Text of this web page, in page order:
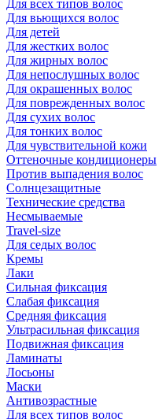
Для всех типов волос
Для вьющихся волос
Для детей
Для жестких волос
Для жирных волос
Для непослушных волос
Для окрашенных волос
Для поврежденных волос
Для сухих волос
Для тонких волос
Для чувствительной кожи
Оттеночные кондиционеры
Против выпадения волос
Солнцезащитные
Технические средства
Несмываемые
Travel-size
Для седых волос
Кремы
Лаки
Сильная фиксация
Слабая фиксация
Средняя фиксация
Ультрасильная фиксация
Подвижная фиксация
Ламинаты
Лосьоны
Маски
Антивозрастные
Для всех типов волос